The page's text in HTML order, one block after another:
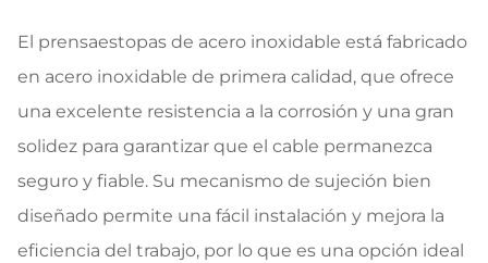
El prensaestopas de acero inoxidable está fabricado
en acero inoxidable de primera calidad, que ofrece
una excelente resistencia a la corrosión y una gran
solidez para garantizar que el cable permanezca
seguro y fiable. Su mecanismo de sujeción bien
diseñado permite una fácil instalación y mejora la
eficiencia del trabajo, por lo que es una opción ideal